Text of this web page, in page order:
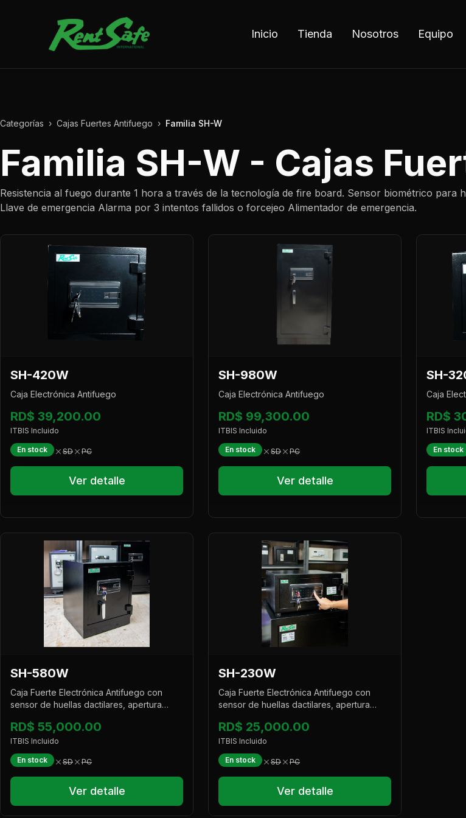
Inicio Tienda Nosotros Equipo
Categorías › Cajas Fuertes Antifuego › Familia SH-W
Familia SH-W - Cajas
Resistencia al fuego durante 1 hora a través de la tecnología de fire board. Sensor biométrico
Llave de emergencia Alarma por 3 intentos fallidos o forcejeo Alimentador de emergencia.
SH-420W
Caja Electrónica Antifuego
RD$ 39,200.00
ITBIS Incluido
En stock SD PC
Ver detalle
SH-980W
Caja Electrónica Antifuego
RD$ 99,300.00
ITBIS Incluido
En stock SD PC
Ver detalle
SH-
Caja
RD$
ITBIS
En stock
SH-580W
Caja Fuerte Electrónica Antifuego con
sensor de huellas dactilares, apertura
RD$ 55,000.00
ITBIS Incluido
En stock SD PC
Ver detalle
SH-230W
Caja Fuerte Electrónica Antifuego con
sensor de huellas dactilares, apertura
RD$ 25,000.00
ITBIS Incluido
En stock SD PC
Ver detalle